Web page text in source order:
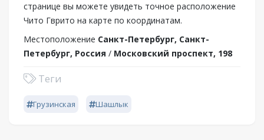
странице вы можете увидеть точное расположение
Чито Гврито на карте по координатам.
Местоположение Санкт-Петербург, Санкт-
Петербург, Россия / Московский проспект, 198
Теги
Грузинская Шашлык